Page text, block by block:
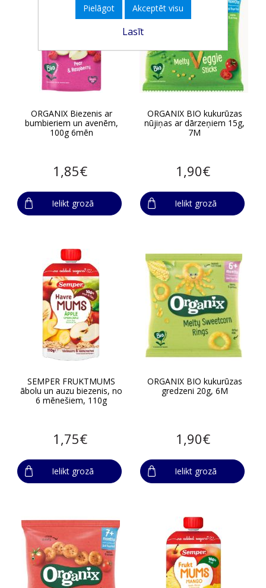
ORGANIX Biezenis ar
bumbieriem un avenēm,
100g 6mēn
1,85€
Ielikt grozā
ORGANIX BIO kukurūzas
nūjiņas ar dārzeņiem 15g,
7M
1,90€
Ielikt grozā
SEMPER FRUKTMUMS
ābolu un auzu biezenis, no
6 mēnešiem, 110g
1,75€
Ielikt grozā
ORGANIX BIO kukurūzas
gredzeni 20g, 6M
1,90€
Ielikt grozā
Pielāgot Akceptēt visu
Lasīt